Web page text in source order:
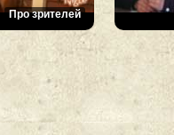
Про зрителей